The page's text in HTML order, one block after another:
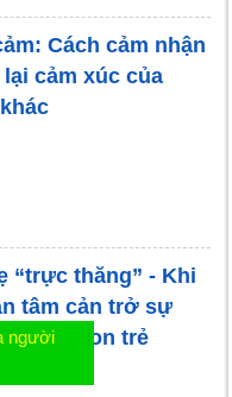
Cách cảm nhận
lại cảm xúc của
“trực thăng” - Khi
tâm cản trở sự
của con trẻ
người